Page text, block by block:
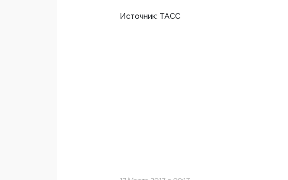
Источник: ТАСС